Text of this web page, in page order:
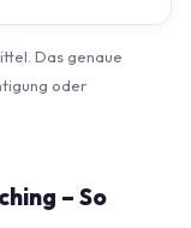
Das genaue
oder
– So